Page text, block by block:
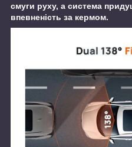
смуги руху, а система
впевненість за кермом.